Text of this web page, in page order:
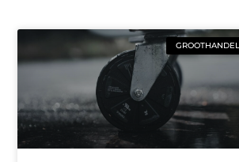
GROOTHANDEL